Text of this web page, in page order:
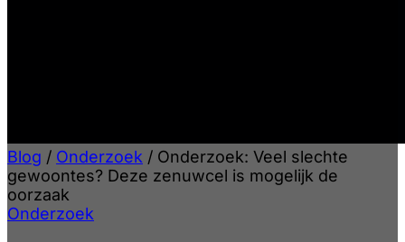
Blog / Onderzoek / Onderzoek: Veel slechte
gewoontes? Deze zenuwcel is mogelijk de
oorzaak
Onderzoek